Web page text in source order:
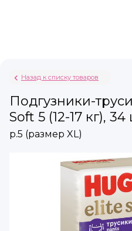
Назад к списку товаров
Подгузники-
Soft 5 (12-17 кг), 34
р.5 (размер XL)